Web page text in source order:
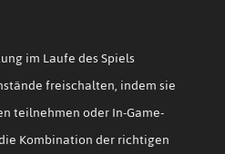
im Laufe des Spiels
freischalten, indem sie
teilnehmen oder In-Game-
Kombination der richtigen